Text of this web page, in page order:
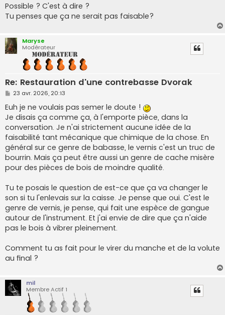
Possible ? C'est à dire ?
Tu penses que ça ne serait pas faisable?
Maryse
Modérateur
Re: Restauration d'une contrebasse Dvorak
M
s
s
a
g
e
23 avr. 2026, 20:13
Euh je ne voulais pas semer le doute !
Je disais ça comme ça, à l'emporte pièce, dans la
conversation. Je n'ai strictement aucune idée de la
faisabilité tant mécanique que chimique de la chose. En
général sur ce genre de babasse, le vernis c'est un truc de
bourrin. Mais ça peut être aussi un genre de cache misère
pour des pièces de bois de moindre qualité.
Tu te posais le question de est-ce que ça va changer le
son si tu l'enlevais sur la caisse. Je pense que oui. C'est le
genre de vernis, je pense, qui fait une espèce de gangue
autour de l'instrument. Et j'ai envie de dire que ça n'aide
pas le bois à vibrer pleinement.
Comment tu as fait pour le virer du manche et de la volute
au final ?
mil
Membre Actif 1